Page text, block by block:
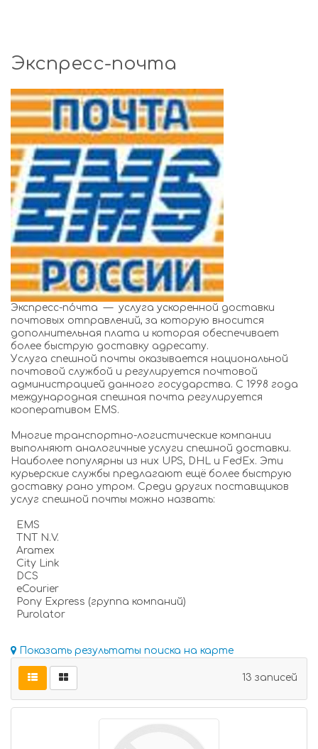
Экспресс-почта
Экспресс-по́чта — услуга ускоренной доставки
почтовых отправлений, за которую вносится
дополнительная плата и которая обеспечивает
более быструю доставку адресату.
Услуга спешной почты оказывается национальной
почтовой службой и регулируется почтовой
администрацией данного государства. С 1998 года
международная спешная почта регулируется
кооперативом EMS.
Многие транспортно-логистические компании
выполняют аналогичные услуги спешной доставки.
Наиболее популярны из них UPS, DHL и FedEx. Эти
курьерские службы предлагают ещё более быструю
доставку рано утром. Среди других поставщиков
услуг спешной почты можно назвать:
EMS
TNT N.V.
Aramex
City Link
DCS
eCourier
Pony Express (группа компаний)
Purolator
Показать результаты поиска на карте
13 записей